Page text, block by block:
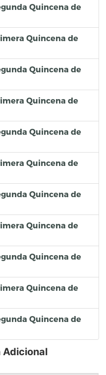
Quincena de
Quincena de
Quincena de
Quincena de
Quincena de
Quincena de
Quincena de
Quincena de
Quincena de
Quincena de
Quincena de
Adicional